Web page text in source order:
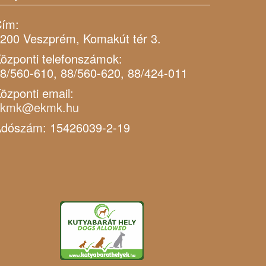
Veszprém, Komakút tér 3.
telefonszámok:
560-610, 88/560-620, 88/424-011
email:
15426039-2-19